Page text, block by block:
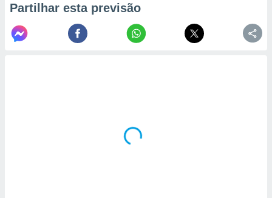
Partilhar esta previsão